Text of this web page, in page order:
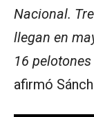
Nacional.
llegan en
16
afirmó